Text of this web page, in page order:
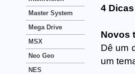
4 Dicas
Novos
Dê um
um
Master System
Mega Drive
MSX
Neo Geo
NES